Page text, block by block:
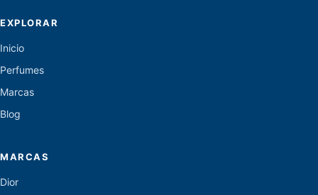
EXPLORAR
Inicio
Perfumes
Marcas
Blog
MARCAS
Dior